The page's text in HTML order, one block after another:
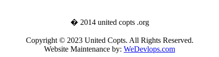
� 2014 united copts .org
Copyright © 2023 United Copts. All Rights Reserved.
Website Maintenance by: WeDevlops.com